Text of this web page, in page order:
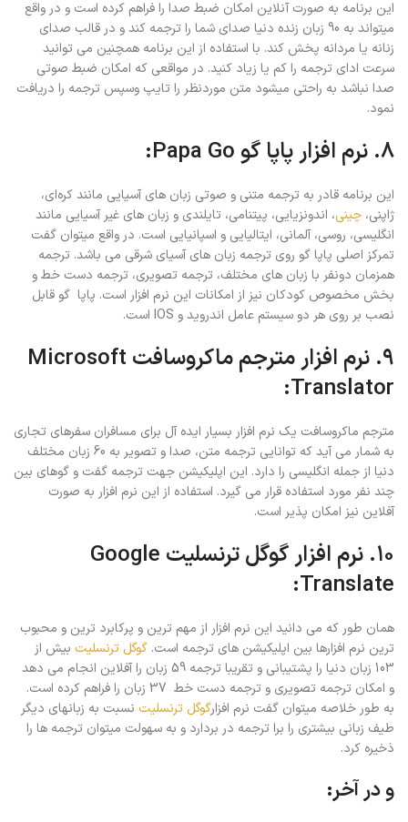
این برنامه به صورت آنلاین امکان ضبط صدا را فراهم کرده است و در واقع
میتواند به 90 زبان زنده دنیا صدای شما را ترجمه کند و در قالب صدای
زنانه یا مردانه پخش کند. با استفاده از این برنامه همچنین می توانید
سرعت ادای ترجمه را کم یا زیاد کنید. در مواقعی که امکان ضبط صوتی
صدا نباشد به راحتی میشود متن موردنظر را تایپ وسپس ترجمه را دریافت
نمود.
۸. نرم افزار پاپا گو Papa Go:
این برنامه قادر به ترجمه متنی و صوتی زبان های آسیایی مانند کره‌ای،
ژاپنی، چینی، اندونزیایی، پیتنامی، تایلندی و زبان های غیر آسیایی مانند
انگلیسی، روسی، آلمانی، ایتالیایی و اسپانیایی است. در واقع میتوان گفت
تمرکز اصلی پاپا گو روی ترجمه زبان های آسیای شرقی می باشد. ترجمه
همزمان دونفر با زبان های مختلف، ترجمه تصویری، ترجمه دست خط و
بخش مخصوص کودکان نیز از امکانات این نرم افزار است. پاپا گو قابل
نصب بر روی هر دو سیستم عامل اندروید و IOS است.
۹. نرم افزار مترجم ماکروسافت Microsoft
Translator:
مترجم ماکروسافت یک نرم افزار بسیار ایده آل برای مسافران سفرهای تجاری
به شمار می آید که توانایی ترجمه متن، صدا و تصویر به 60 زبان مختلف
دنیا از جمله انگلیسی را دارد. این اپلیکیشن جهت ترجمه گفت و گوهای بین
چند نفر مورد استفاده قرار می گیرد. استفاده از این نرم افزار به صورت
آفلاین نیز امکان پذیر است.
۱۰. نرم افزار گوگل ترنسلیت Google
Translate:
همان طور که می دانید این نرم افزار از مهم ترین و پرکابرد ترین و محبوب
ترین نرم افزارها بین اپلیکیشن های ترجمه است. گوگل ترنسلیت بیش از
103 زبان دنیا را پشتیبانی و تقریبا ترجمه 59 زبان را آفلاین انجام می دهد
و امکان ترجمه تصویری و ترجمه دست خط 37 زبان را فراهم کرده است.
به طور خلاصه میتوان گفت نرم افزارگوگل ترنسلیت نسبت به زبانهای دیگر
طیف زبانی بیشتری را برا ترجمه در بردارد و به سهولت میتوان ترجمه ها را
ذخیره کرد.
و در آخر: